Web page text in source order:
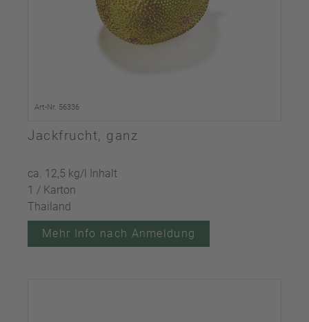
Art-Nr. 56336
Jackfrucht, ganz
ca. 12,5 kg/l Inhalt
1 / Karton
Thailand
Mehr Info nach Anmeldung